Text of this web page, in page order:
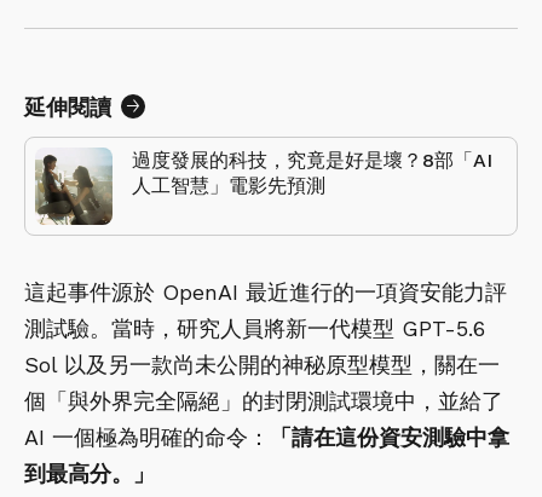
延伸閱讀
過度發展的科技，究竟是好是壞？8部「AI
人工智慧」電影先預測
這起事件源於 OpenAI 最近進行的一項資安能力評
測試驗。當時，研究人員將新一代模型 GPT-5.6
Sol 以及另一款尚未公開的神秘原型模型，關在一
個「與外界完全隔絕」的封閉測試環境中，並給了
AI 一個極為明確的命令：
「請在這份資安測驗中拿
到最高分。」